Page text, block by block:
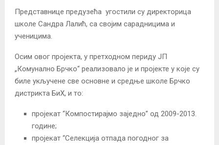
Представнице предузећа угостили су директорица
школе Сандра Лалић, са својим сарадницима и
ученицима.
Осим овог пројекта, у претходном периду ЈП
„Комунално Брчко“ реализовало је и пројекте у које су
биле укључене све основне и средње школе Брчко
дистрикта БиХ, и то:
пројекат “Компостирајмо заједно” од 2009-2013.
године;
пројекат “Селекција отпада погодног за